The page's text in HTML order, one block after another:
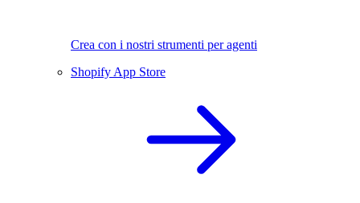
Crea con i nostri strumenti per agenti
Shopify App Store